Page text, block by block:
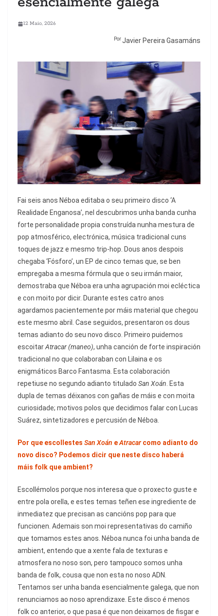
12 Maio, 2026
PorJavier Pereira Gasamáns
Fai seis anos Néboa editaba o seu primeiro disco ‘A
Realidade Enganosa’, nel descubrimos unha banda cunha
forte personalidade propia construída nunha mestura de
pop atmosférico, electrónica, música tradicional cuns
toques de jazz e mesmo trip-hop. Dous anos despois
chegaba ‘Fósforo’, un EP de cinco temas que, se ben
empregaba a mesma fórmula que o seu irmán maior,
demostraba que Néboa era unha agrupación moi ecléctica
e con moito por dicir. Durante estes catro anos
agardamos pacientemente por máis material que chegou
este mesmo abril. Case seguidos, presentaron os dous
temas adianto do seu novo disco. Primeiro puidemos
escoitarAtracar (maneo), unha canción de forte inspiración
tradicional no que colaboraban con Lilaina e os
enigmáticos Barco Fantasma. Esta colaboración
repetiuse no segundo adianto titulado San Xoán . Esta
dupla de temas déixanos con gañas de máis e con moita
curiosidade; motivos polos que decidimos falar con Lucas
Suárez, sintetizadores e percusión de Néboa.
Por que escollestes San Xoán eAtracarcomo adianto do
novo disco? Podemos dicir que neste disco haberá
máis folk que ambient?
Escollémolos porque nos interesa que o proxecto guste e
entre pola orella, e estes temas teñen ese ingrediente de
inmediatez que precisan as cancións pop para que
funcionen. Ademais son moi representativas do camiño
que tomamos estes anos. Néboa nunca foi unha banda de
ambient, entendo que a xente fala de texturas e
atmosfera no noso son, pero tampouco somos unha
banda de folk, cousa que non esta no noso ADN.
Tentamos ser unha banda esencialmente galega, que non
renunciamos ao noso aprendizaxe. Este disco é menos
folk co anterior, o que pasa é que non deixamos de fisgar e